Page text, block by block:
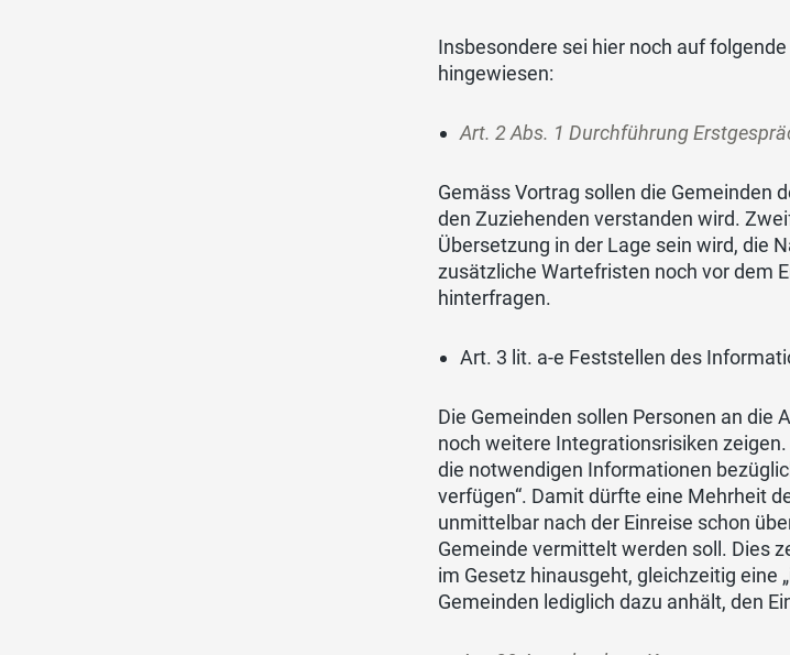
Insbesondere sei hier noch auf
hingewiesen:
Art. 2 Abs. 1 Durchführung
Gemäss Vortrag sollen die Gemeinden
den Zuziehenden verstanden wird.
Übersetzung in der Lage sein wird, die
zusätzliche Wartefristen noch vor dem
hinterfragen.
Art. 3 lit. a-e Feststellen des
Die Gemeinden sollen Personen an die
noch weitere Integrationsrisiken
die notwendigen Informationen
verfügen“. Damit dürfte eine Mehrheit
unmittelbar nach der Einreise schon
Gemeinde vermittelt werden soll. Dies
im Gesetz hinausgeht, gleichzeitig eine
Gemeinden lediglich dazu anhält, den